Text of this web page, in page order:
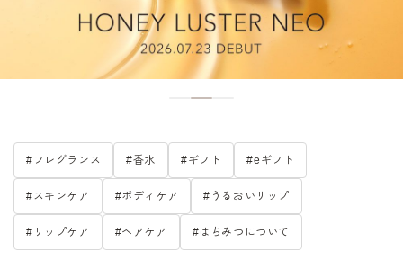
#フレグランス #香水 #ギフト #eギフト
#スキンケア #ボディケア #うるおいリップ
#リップケア #ヘアケア #はちみつについて